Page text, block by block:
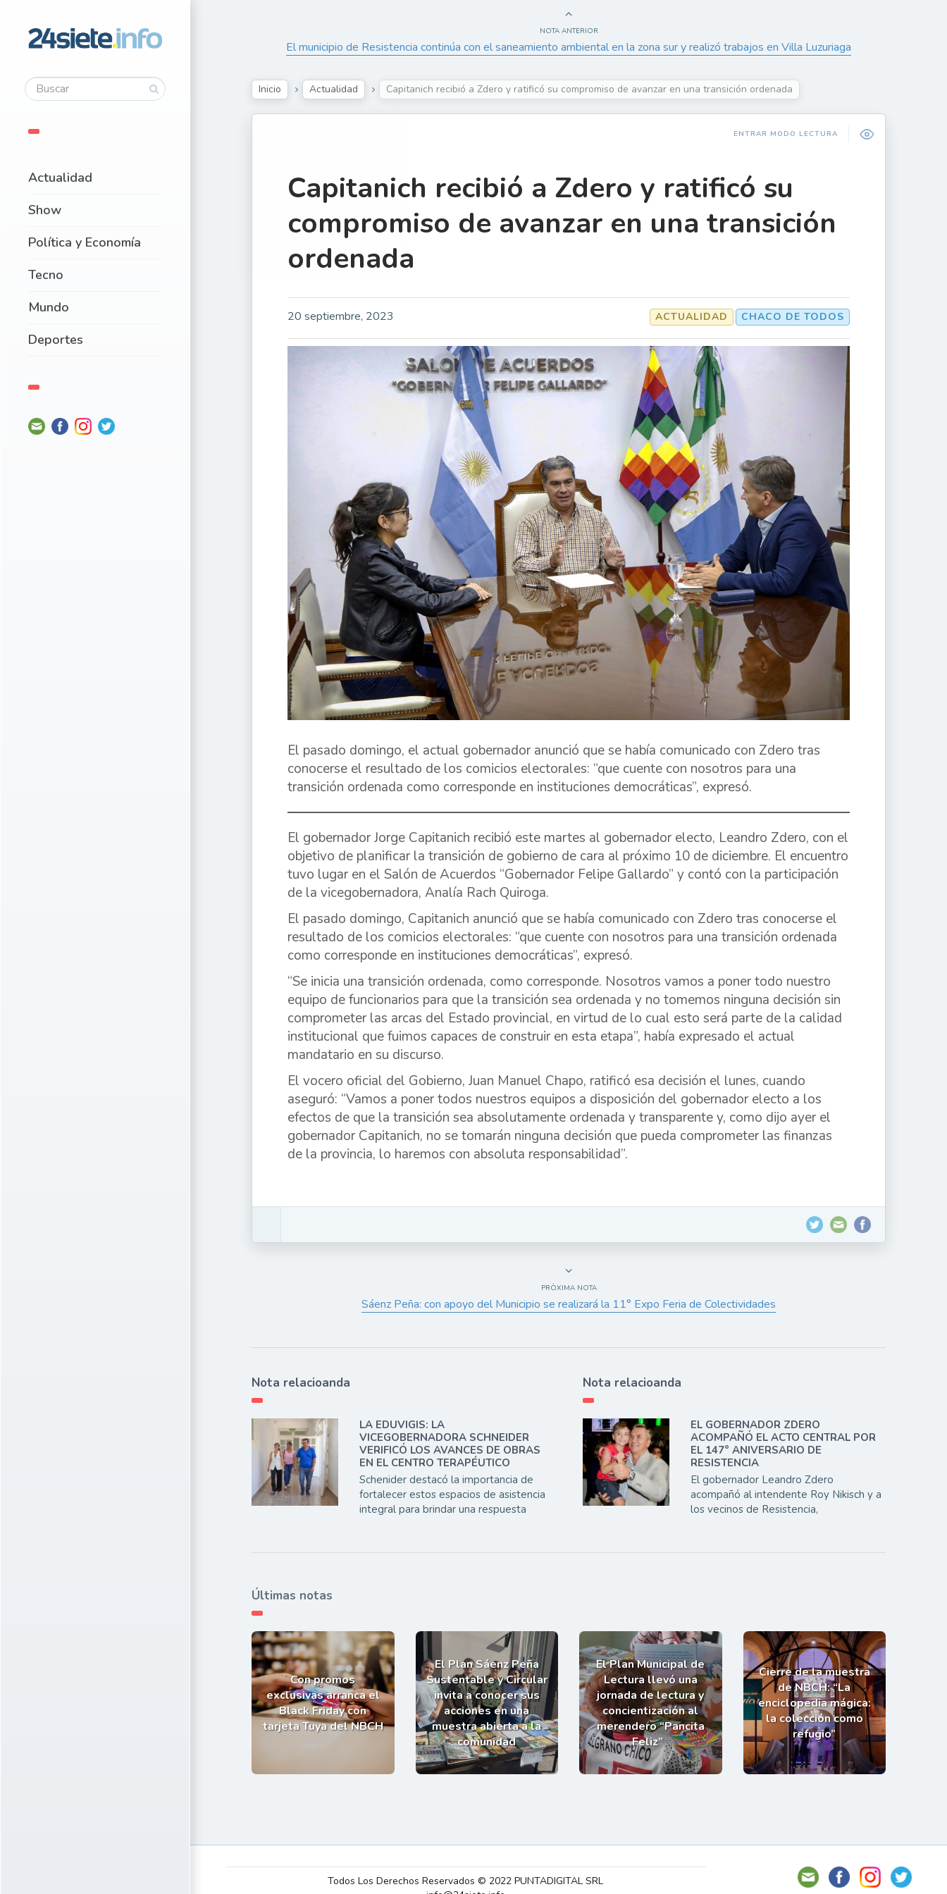
Actualidad
Show
Política y Economía
Tecno
Mundo
Deportes
NOTA ANTERIOR
El municipio de Resistencia continúa con el saneamiento ambiental en la zona sur y realizó trabajos en Villa Luzuriaga
Inicio Actualidad Capitanich recibió a Zdero y ratificó su compromiso de avanzar en una transición ordenada
ENTRAR MODO LECTURA
Capitanich recibió a Zdero y ratificó su
compromiso de avanzar en una transición
ordenada
20 septiembre, 2023 CHACO DE TODOS
ACTUALIDAD
El pasado domingo, el actual gobernador anunció que se había comunicado con Zdero tras
conocerse el resultado de los comicios electorales: “que cuente con nosotros para una
transición ordenada como corresponde en instituciones democráticas”, expresó.
El gobernador Jorge Capitanich recibió este martes al gobernador electo, Leandro Zdero, con el
objetivo de planificar la transición de gobierno de cara al próximo 10 de diciembre. El encuentro
tuvo lugar en el Salón de Acuerdos “Gobernador Felipe Gallardo” y contó con la participación
de la vicegobernadora, Analía Rach Quiroga.
El pasado domingo, Capitanich anunció que se había comunicado con Zdero tras conocerse el
resultado de los comicios electorales: “que cuente con nosotros para una transición ordenada
como corresponde en instituciones democráticas”, expresó.
“Se inicia una transición ordenada, como corresponde. Nosotros vamos a poner todo nuestro
equipo de funcionarios para que la transición sea ordenada y no tomemos ninguna decisión sin
comprometer las arcas del Estado provincial, en virtud de lo cual esto será parte de la calidad
institucional que fuimos capaces de construir en esta etapa”, había expresado el actual
mandatario en su discurso.
El vocero oficial del Gobierno, Juan Manuel Chapo, ratificó esa decisión el lunes, cuando
aseguró: “Vamos a poner todos nuestros equipos a disposición del gobernador electo a los
efectos de que la transición sea absolutamente ordenada y transparente y, como dijo ayer el
gobernador Capitanich, no se tomarán ninguna decisión que pueda comprometer las finanzas
de la provincia, lo haremos con absoluta responsabilidad”.
PRÓXIMA NOTA
Sáenz Peña: con apoyo del Municipio se realizará la 11° Expo Feria de Colectividades
Nota relacioanda
LA EDUVIGIS: LA
VICEGOBERNADORA SCHNEIDER
VERIFICÓ LOS AVANCES DE OBRAS
EN EL CENTRO TERAPÉUTICO
Schenider destacó la importancia de
fortalecer estos espacios de asistencia
integral para brindar una respuesta
Nota relacioanda
EL GOBERNADOR ZDERO
ACOMPAÑÓ EL ACTO CENTRAL POR
EL 147° ANIVERSARIO DE
RESISTENCIA
El gobernador Leandro Zdero
acompañó al intendente Roy Nikisch y a
los vecinos de Resistencia,
Últimas notas
Con promos
exclusivas arranca el
Black Friday con
tarjeta Tuya del NBCH
El Plan Sáenz Peña
Sustentable y Circular
invita a conocer sus
acciones en una
muestra abierta a la
comunidad
El Plan Municipal de
Lectura llevó una
jornada de lectura y
concientización al
merendero “Pancita
Feliz”
Cierre de la muestra
de NBCH: “La
enciclopedia mágica:
la colección como
refugio”
Todos Los Derechos Reservados © 2022 PUNTADIGITAL SRL